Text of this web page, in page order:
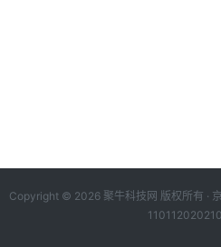
Copyright © 2026 聚牛科技网 版权所有 ·